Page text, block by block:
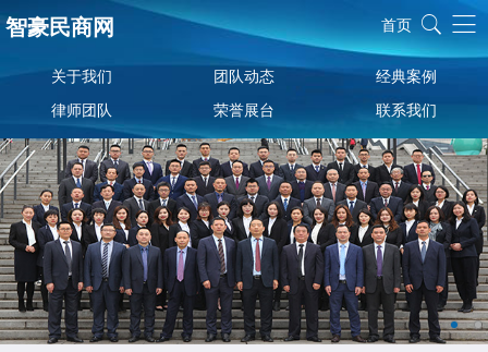
首页
智豪民商网
关于我们 团队动态 经典案例
律师团队 荣誉展台 联系我们